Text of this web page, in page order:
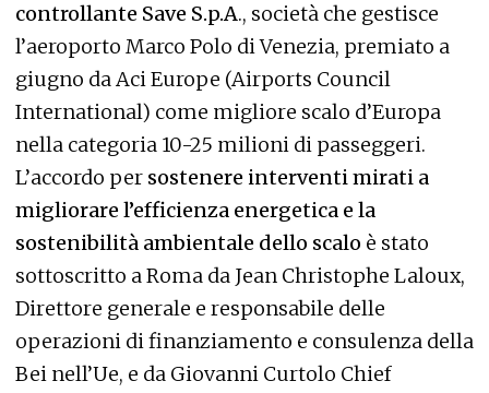
controllante Save S.p.A., società che gestisce
l’aeroporto Marco Polo di Venezia, premiato a
giugno da Aci Europe (Airports Council
International) come migliore scalo d’Europa
nella categoria 10-25 milioni di passeggeri.
L’accordo per sostenere interventi mirati a
migliorare l’efficienza energetica e la
sostenibilità ambientale dello scalo è stato
sottoscritto a Roma da Jean Christophe Laloux,
Direttore generale e responsabile delle
operazioni di finanziamento e consulenza della
Bei nell’Ue, e da Giovanni Curtolo Chief